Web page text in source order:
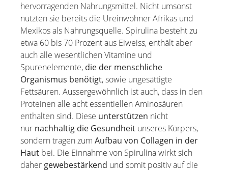
Teebaumöl
Teufelskralle
Thymian
Wacholder
Wallwurz
Weihrauch
hervorragenden Nahrungsmittel. Nicht umsonst
nutzten sie bereits die Ureinwohner Afrikas und
Mexikos als Nahrungsquelle. Spirulina besteht zu
etwa 60 bis 70 Prozent aus Eiweiss, enthält aber
auch alle wesentlichen Vitamine und
Spurenelemente, die der menschliche
Organismus benötigt, sowie ungesättigte
Fettsäuren. Aussergewöhnlich ist auch, dass in den
Proteinen alle acht essentiellen Aminosäuren
enthalten sind. Diese unterstützen nicht
nur nachhaltig die Gesundheit unseres Körpers,
sondern tragen zum Aufbau von Collagen in der
Haut bei. Die Einnahme von Spirulina wirkt sich
daher gewebestärkend und somit positiv auf die